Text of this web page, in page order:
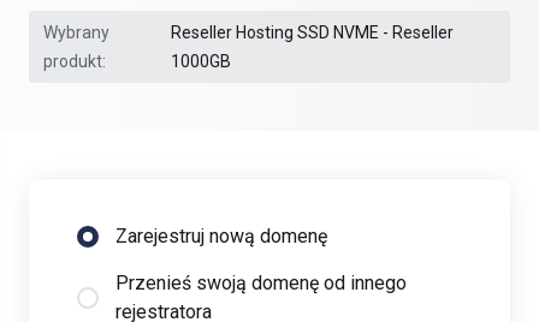
Wybrany
produkt:
Reseller Hosting SSD NVME - Reseller
1000GB
Zarejestruj nową domenę
Przenieś swoją domenę od innego
rejestratora